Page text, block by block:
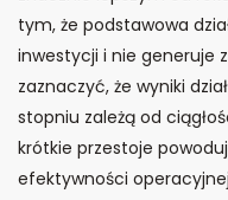
tym, że podstawowa
inwestycji i nie generuje
zaznaczyć, że wyniki
stopniu zależą od
krótkie przestoje
efektywności